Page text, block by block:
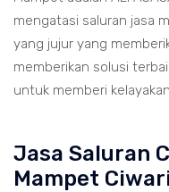
mengatasi saluran jasa
yang jujur yang
memberikan solusi
untuk memberi
Jasa Saluran
Mampet